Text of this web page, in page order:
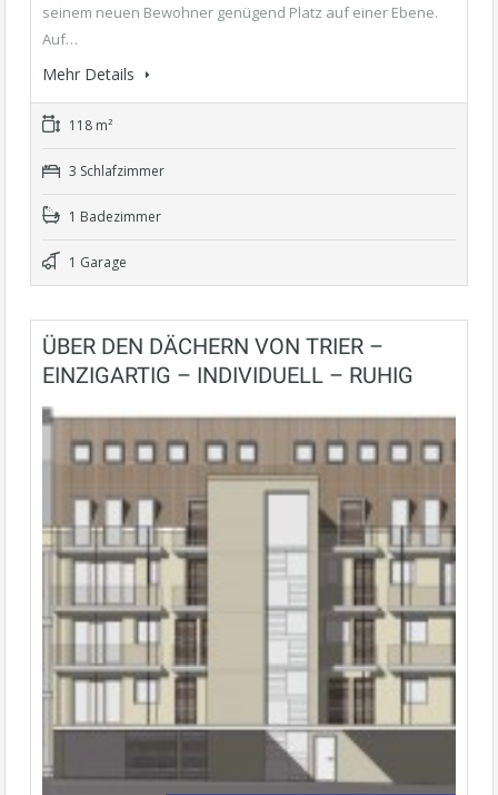
seinem neuen Bewohner genügend Platz auf einer Ebene.
Auf…
Mehr Details
118 m²
3 Schlafzimmer
1 Badezimmer
1 Garage
ÜBER DEN DÄCHERN VON TRIER –
EINZIGARTIG – INDIVIDUELL – RUHIG